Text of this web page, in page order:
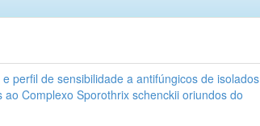
perfil de sensibilidade a antifúngicos de isolados
Complexo Sporothrix schenckii oriundos do